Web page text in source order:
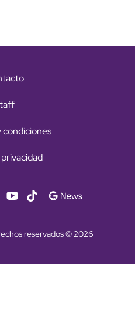
condiciones
reservados © 2026